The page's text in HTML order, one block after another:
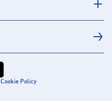
Cookie Policy